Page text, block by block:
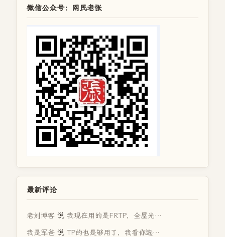
微信公众号：网民老张
最新评论
老刘博客 说 我现在用的是FRTP，全屋光…
我是军爸 说 TP的也是够用了，我看你选…